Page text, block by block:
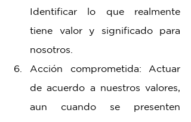
Identificar lo que realmente
tiene valor y significado para
nosotros.
Acción comprometida: Actuar
de acuerdo a nuestros valores,
aun cuando se presenten